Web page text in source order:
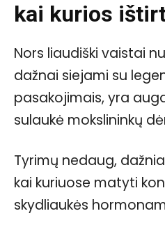
kai kurios
Nors liaudiški vaistai
dažnai siejami su
pasakojimais, yra
sulaukė mokslininkų
Tyrimų nedaug,
kai kuriuose matyti
skydliaukės